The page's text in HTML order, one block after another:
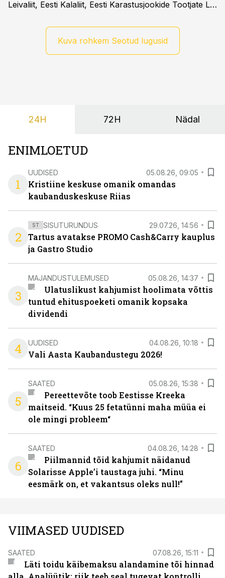
Leivaliit, Eesti Kalaliit, Eesti Karastusjookide Tootjate Liit
pöördumise, milles rõhutavad, et Eesti ei peaks
vabatahtlikult kasutusele võtma ühtegi
pakendimärgistuse süsteemi kuni Euroopa Liidus pole
Kuva rohkem Seotud lugusid
24H 72H Nädal
ENIMLOETUD
1
UUDISED 05.08.26, 09:05
Kristiine keskuse omanik omandas
kaubanduskeskuse Riias
2
ST SISUTURUNDUS 29.07.26, 14:56
Tartus avatakse PROMO Cash&Carry kauplus
ja Gastro Studio
3
MAJANDUSTULEMUSED 05.08.26, 14:37
Ulatuslikust kahjumist hoolimata võttis
tuntud ehituspoeketi omanik kopsaka
dividendi
4 UUDISED 04.08.26, 10:18
Vali Aasta Kaubandustegu 2026!
5
SAATED 05.08.26, 15:38
Pereettevõte toob Eestisse Kreeka
maitseid. “Kuus 25 fetatünni maha müüa ei
ole mingi probleem“
6
SAATED 04.08.26, 14:28
Piilmannid tõid kahjumit näidanud
Solarisse Apple’i taustaga juhi. “Minu
eesmärk on, et vakantsus oleks null!”
VIIMASED UUDISED
SAATED 07.08.26, 15:11
Läti toidu käibemaksu alandamine tõi hinnad